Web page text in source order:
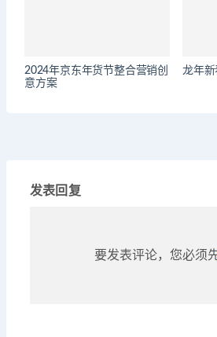
2024年京东年货节整合营销创
意方案
龙年
发表回复
要发表评论，您必须